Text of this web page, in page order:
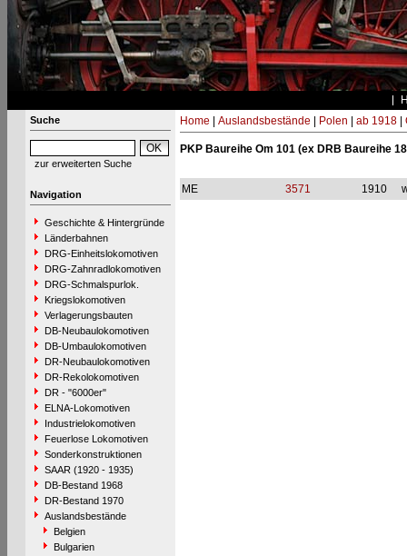
Suche
zur erweiterten Suche
Navigation
Geschichte & Hintergründe
Länderbahnen
DRG-Einheitslokomotiven
DRG-Zahnradlokomotiven
DRG-Schmalspurlok.
Kriegslokomotiven
Verlagerungsbauten
DB-Neubaulokomotiven
DB-Umbaulokomotiven
DR-Neubaulokomotiven
DR-Rekolokomotiven
DR - "6000er"
ELNA-Lokomotiven
Industrielokomotiven
Feuerlose Lokomotiven
Sonderkonstruktionen
SAAR (1920 - 1935)
DB-Bestand 1968
DR-Bestand 1970
Auslandsbestände
Belgien
Bulgarien
Home Auslandsbestände Polen ab 1918|
PKP Baureihe Om 101 (ex DRB Baureihe
ME 3571 1910